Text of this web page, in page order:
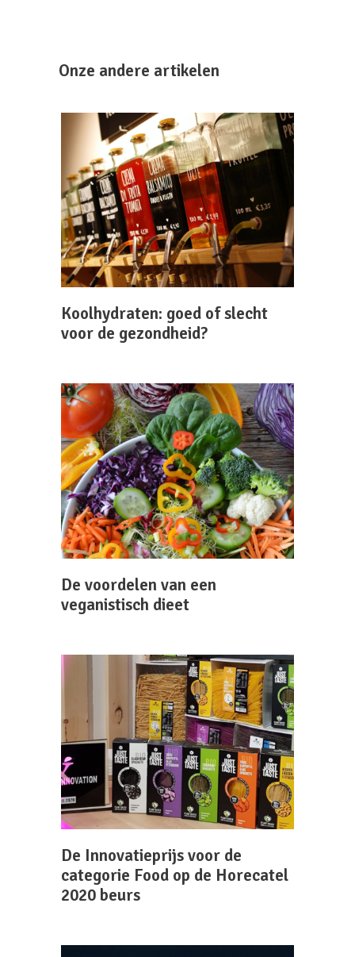
Onze andere artikelen
Koolhydraten: goed of slecht
voor de gezondheid?
De voordelen van een
veganistisch dieet
De Innovatieprijs voor de
categorie Food op de Horecatel
2020 beurs